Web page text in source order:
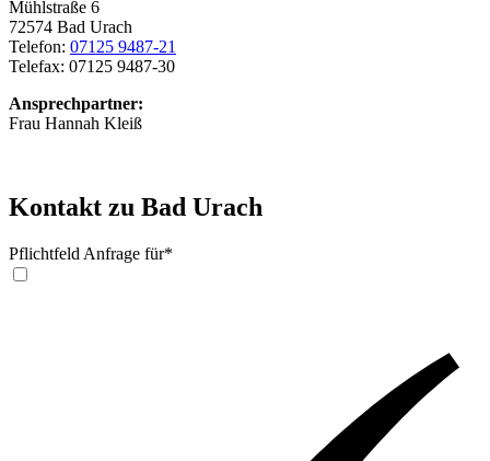
Mühlstraße 6
72574 Bad Urach
Telefon: 07125 9487-21
Telefax: 07125 9487-30
Ansprechpartner:
Frau Hannah Kleiß
Kontakt zu Bad Urach
Pflichtfeld Anfrage für*